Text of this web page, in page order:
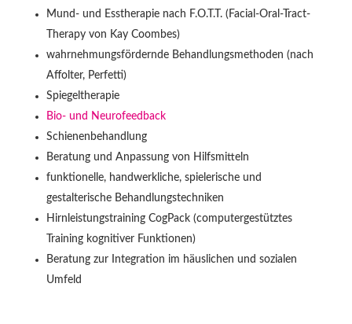
Mund- und Esstherapie nach F.O.T.T. (Facial-Oral-Tract-
Therapy von Kay Coombes)
wahrnehmungsfördernde Behandlungsmethoden (nach
Affolter, Perfetti)
Spiegeltherapie
Bio- und Neurofeedback
Schienenbehandlung
Beratung und Anpassung von Hilfsmitteln
funktionelle, handwerkliche, spielerische und
gestalterische Behandlungstechniken
Hirnleistungstraining CogPack (computergestütztes
Training kognitiver Funktionen)
Beratung zur Integration im häuslichen und sozialen
Umfeld